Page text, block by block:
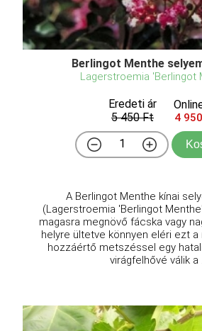
Berlingot Menthe
Lagerstroemia 'Berlingot
Eredeti ár
5 450 Ft
4
A Berlingot Menthe kínai
(Lagerstroemia 'Berlingot
magasra megnövő fácska vagy
helyre ültetve könnyen eléri ezt a
hozzáértő metszéssel egy
virágfelhővé válik a